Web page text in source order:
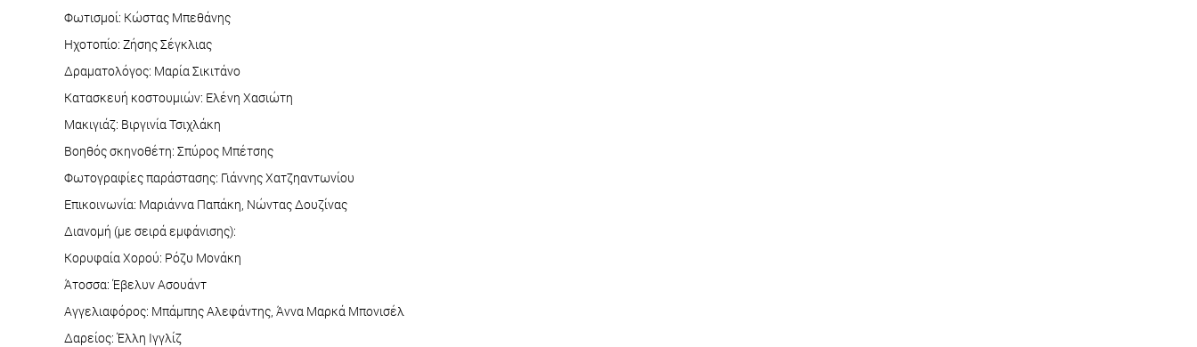
Φωτισμοί: Κώστας Μπεθάνης
Ηχοτοπίο: Ζήσης Σέγκλιας
Δραματολόγος: Μαρία Σικιτάνο
Κατασκευή κοστουμιών: Ελένη Χασιώτη
Μακιγιάζ: Βιργινία Τσιχλάκη
Βοηθός σκηνοθέτη: Σπύρος Μπέτσης
Φωτογραφίες παράστασης: Γιάννης Χατζηαντωνίου
Επικοινωνία: Μαριάννα Παπάκη, Νώντας Δουζίνας
Διανομή (με σειρά εμφάνισης):
Κορυφαία Χορού: Ρόζυ Μονάκη
Άτοσσα: Έβελυν Ασουάντ
Αγγελιαφόρος: Μπάμπης Αλεφάντης, Άννα Μαρκά Μπονισέλ
Δαρείος: Έλλη Ιγγλίζ